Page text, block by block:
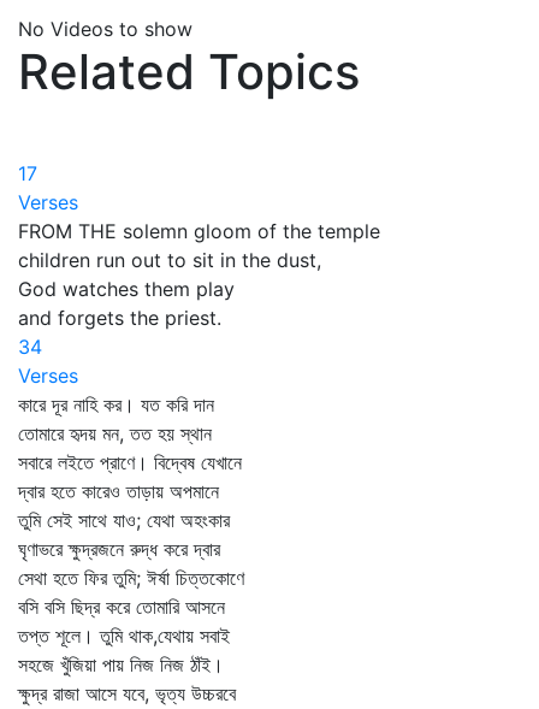
No Videos to show
Related Topics
17
Verses
FROM THE solemn gloom of the temple
children run out to sit in the dust,
God watches them play
and forgets the priest.
34
Verses
কারে দূর নাহি কর। যত করি দান
তোমারে হৃদয় মন, তত হয় স্থান
সবারে লইতে প্রাণে। বিদ্বেষ যেখানে
দ্বার হতে কারেও তাড়ায় অপমানে
তুমি সেই সাথে যাও; যেথা অহংকার
ঘৃণাভরে ক্ষুদ্রজনে রুদ্ধ করে দ্বার
সেথা হতে ফির তুমি; ঈর্ষা চিত্তকোণে
বসি বসি ছিদ্র করে তোমারি আসনে
তপ্ত শূলে। তুমি থাক,যেথায় সবাই
সহজে খুঁজিয়া পায় নিজ নিজ ঠাঁই।
ক্ষুদ্র রাজা আসে যবে, ভৃত্য উচ্চরবে